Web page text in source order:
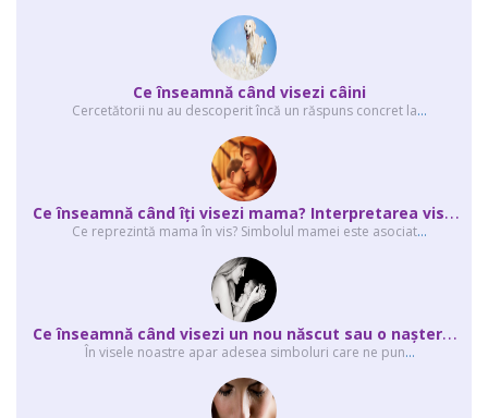
Ce înseamnă când visezi câini
Cercetătorii nu au descoperit încă un răspuns concret la...
C
e înseamnă când îţi visezi mama? Interpretarea visului în care apare mama
Ce reprezintă mama în vis? Simbolul mamei este asociat...
C
e înseamnă când visezi un nou născut sau o naştere? Interpretarea visului ...
În visele noastre apar adesea simboluri care ne pun...